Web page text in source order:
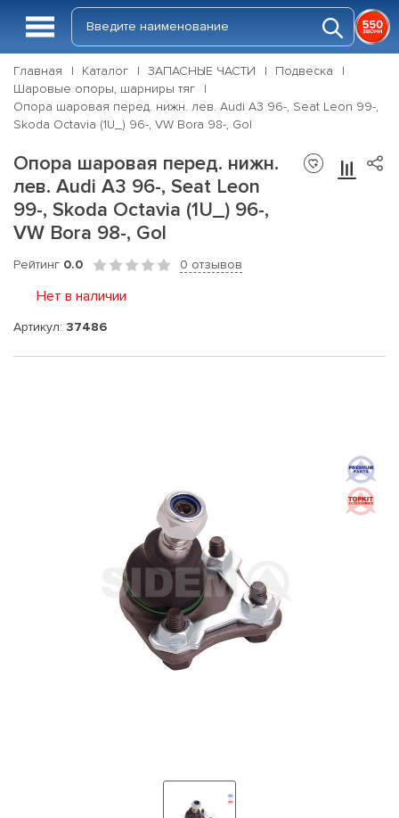
Главная Каталог ЗАПАСНЫЕ ЧАСТИ
Подвеска
Шаровые опоры, шарниры тяг
Опора шаровая перед. нижн. лев. Audi A3 96-, Seat Leon 99-,
Skoda Octavia (1U_) 96-, VW Bora 98-, Gol
Опора шаровая перед. нижн.
лев. Audi A3 96-, Seat Leon
99-, Skoda Octavia (1U_) 96-,
VW Bora 98-, Gol
Рейтинг 0.0 0 отзывов
Нет в наличии
Артикул: 37486